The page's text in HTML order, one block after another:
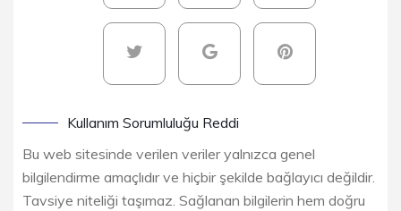
Kullanım Sorumluluğu Reddi
Bu web sitesinde verilen veriler yalnızca genel
bilgilendirme amaçlıdır ve hiçbir şekilde bağlayıcı değildir.
Tavsiye niteliği taşımaz. Sağlanan bilgilerin hem doğru